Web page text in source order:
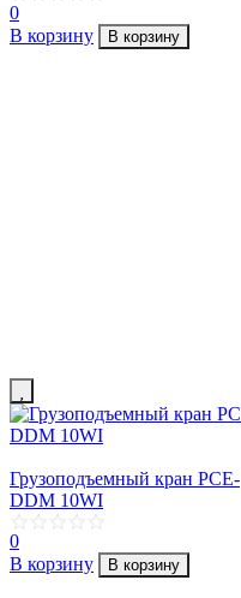
0
В корзину
В корзину
Грузоподъемный кран PCE-
DDM 10WI
0
В корзину
В корзину